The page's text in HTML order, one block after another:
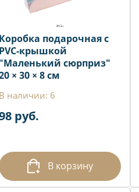
подарочная с
крышкой
сюрприз"
× 30 × 8 см
наличии: 6
руб.
В корзину